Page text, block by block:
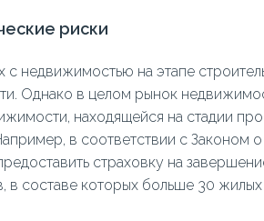
риски
с недвижимостью на этапе
Однако в целом рынок
находящейся на стадии
в соответствии с Законом
страховку на
в составе которых больше 30 жилых